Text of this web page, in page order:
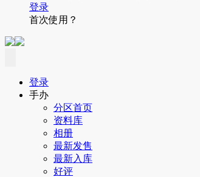
登录
首次使用？
登录
手办
分区首页
资料库
相册
最新发售
最新入库
好评